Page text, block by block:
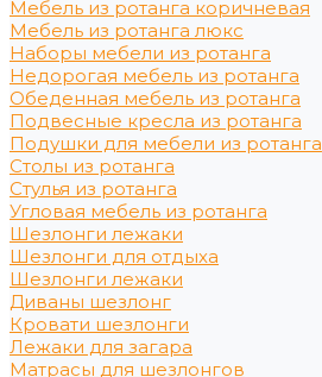
Мебель из ротанга коричневая
Мебель из ротанга люкс
Наборы мебели из ротанга
Недорогая мебель из ротанга
Обеденная мебель из ротанга
Подвесные кресла из ротанга
Подушки для мебели из ротанга
Столы из ротанга
Стулья из ротанга
Угловая мебель из ротанга
Шезлонги лежаки
Шезлонги для отдыха
Шезлонги лежаки
Диваны шезлонг
Кровати шезлонги
Лежаки для загара
Матрасы для шезлонгов